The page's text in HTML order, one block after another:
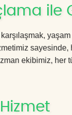
ile
sayesinde,
ekibimiz,